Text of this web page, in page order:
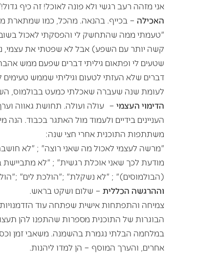
אני מזהה רעב רגשי ולא פונה לאוכל! זה כיף
האכילה – בכייף. בהנאה. מהכל, כמו שמתארת
"טעמתי ממה שהתחשק לי והפסקתי לאכול
קשה יותר עם השפע) אבל לא שפטתי את עצמי,
שטעים לי ופתאום גיליתי דברים שפעם ממש
דברים שלא העזתי לטעום וגיליתי שממש טעימים
לעומת שנה שעברה שאכלתי כמעט בבולמוס,
הדימוי העצמי – עולה ועולה. תחושת גאווה
העניינים בידיים ולעמוד מול האתגר בכבוד.
משתתפות התוכנית אחרי חצי שנה:
"מרשה לעצמי לאכול מה שאני רוצה" ; "לא חושבת
מודעת לכך שאני אוכלת רגשית" ; "לא מתביישת
(הבולמוסים)" ; "לא נשקלת" ;"הולכת לים"
וההרגשה הכללית – שלום ושקט בראש.
צמיחה והתפתחות אישית שפתחה עוד
הבוגרות של התוכנית מספרות שהתפנו להן
במלחמה הבלתי נגמרת בהשמנה. משאבי זמן
אחרים, והערך המוסף – הן למדו ליהנות.